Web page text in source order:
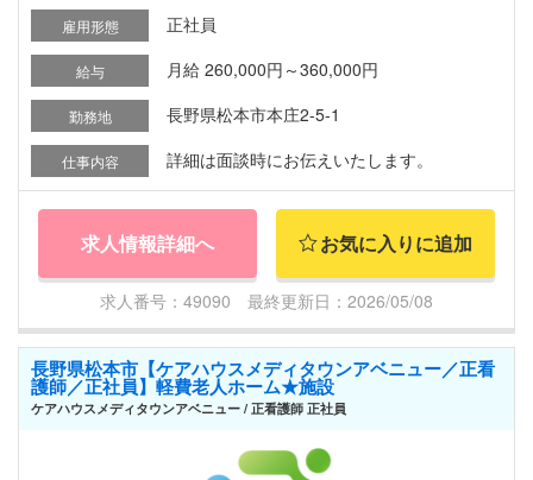
雇用形態 正社員
給与 月給 260,000円～360,000円
勤務地 長野県松本市本庄2-5-1
仕事内容 詳細は面談時にお伝えいたします。
求人情報詳細へ お気に入りに追加
求人番号：49090 最終更新日：2026/05/08
長野県松本市【ケアハウスメディタウンアベニュー／正看
護師／正社員】軽費老人ホーム★施設
ケアハウスメディタウンアベニュー / 正看護師 正社員